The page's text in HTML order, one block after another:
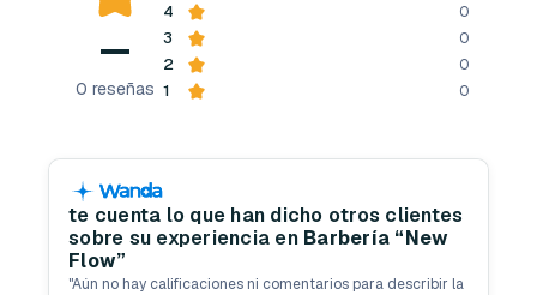
—
0 reseñas
4 0
3 0
2 0
1 0
te cuenta lo que han dicho otros clientes
sobre su experiencia en Barbería “New
Flow”
"Aún no hay calificaciones ni comentarios para describir la